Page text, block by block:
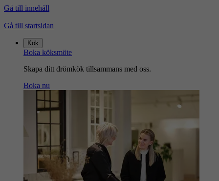
Gå till innehåll
Gå till startsidan
Kök
Boka köksmöte
Skapa ditt drömkök tillsammans med oss.
Boka nu